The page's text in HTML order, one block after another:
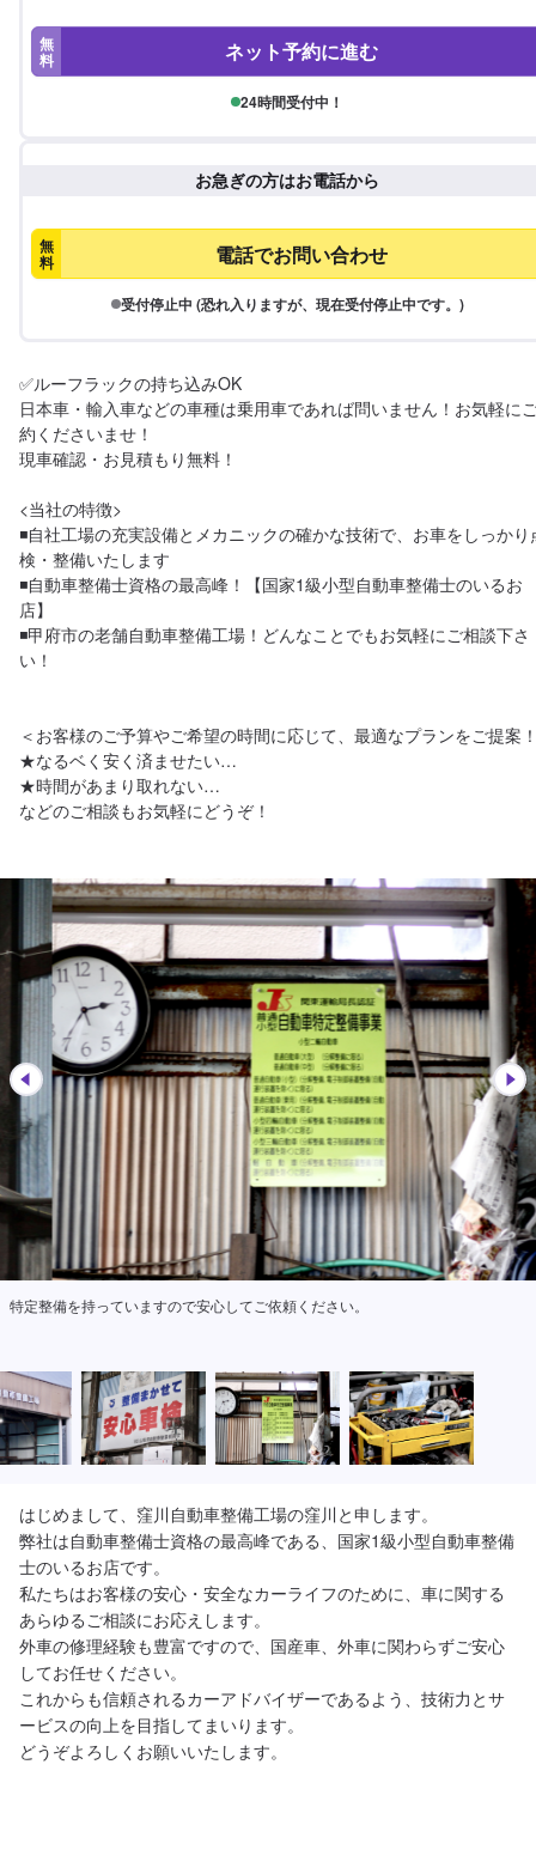
無
料 ネット予約に進む
24時間受付中！
お急ぎの方はお電話から
無
料 電話でお問い合わせ
受付停止中 (恐れ入りますが、現在受付停止中です。)
✅ルーフラックの持ち込みOK
日本車・輸入車などの車種は乗用車であれば問いません！お気軽に
約くださいませ！
現車確認・お見積もり無料！
<当社の特徴>
◾自社工場の充実設備とメカニックの確かな技術で、お車をしっかり
検・整備いたします
◾自動車整備士資格の最高峰！【国家1級小型自動車整備士のいるお
店】
◾甲府市の老舗自動車整備工場！どんなことでもお気軽にご相談下さ
い！
＜お客様のご予算やご希望の時間に応じて、最適なプランをご提案
★なるベく安く済ませたい…
★時間があまり取れない…
などのご相談もお気軽にどうぞ！
特定整備を持っていますので安心してご依頼ください。
はじめまして、窪川自動車整備工場の窪川と申します。
弊社は自動車整備士資格の最高峰である、国家1級小型自動車整備
士のいるお店です。
私たちはお客様の安心・安全なカーライフのために、車に関する
あらゆるご相談にお応えします。
外車の修理経験も豊富ですので、国産車、外車に関わらずご安心
してお任せください。
これからも信頼されるカーアドバイザーであるよう、技術力とサ
ービスの向上を目指してまいります。
どうぞよろしくお願いいたします。